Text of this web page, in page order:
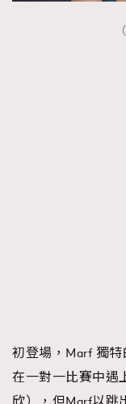
初登場，Marf 獨
在一對一比賽中遇